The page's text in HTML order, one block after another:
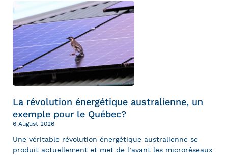
La révolution énergétique australienne, un
exemple pour le Québec?
6 August 2026
Une véritable révolution énergétique australienne se
produit actuellement et met de l’avant les microréseaux